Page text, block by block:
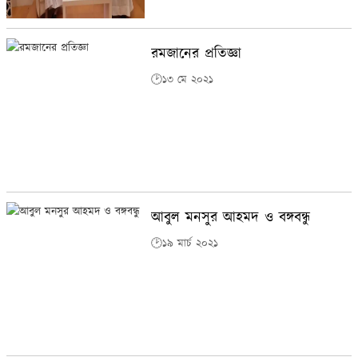
রমজানের প্রতিজ্ঞা
🕑১৩ মে ২০২১
আবুল মনসুর আহমদ ও বঙ্গবন্ধু
🕑১৯ মার্চ ২০২১